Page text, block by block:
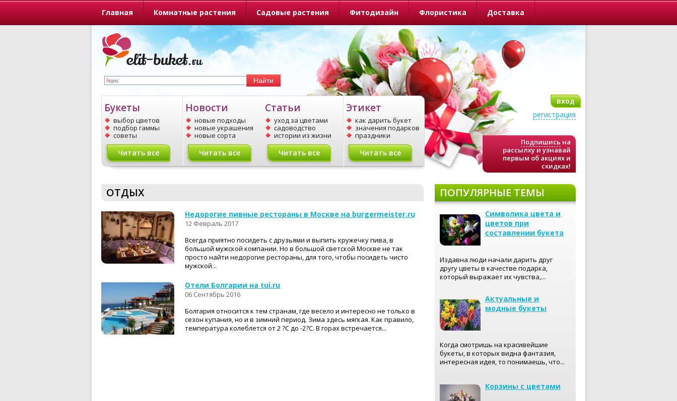
Главная Комнатные растения Садовые растения Фитодизайн Флористика Доставка
О портале
Букеты
выбор цветов
подбор гаммы
советы
Читать все
Новости
новые подходы
новые украшения
новые сорта
Читать все
Статьи
уход за цветами
садоводство
истории из жизни
Читать все
Этикет
как дарить букет
значения подарков
праздники
Читать все
вход
регистрация
Подпишись на
рассылку и узнавай
первым об акциях и
скидках!
ОТДЫХ
Недорогие пивные рестораны в Москве на burgermeister.ru
12 Февраль 2017
Всегда приятно посидеть с друзьями и выпить кружечку пива, в
большой мужской компании. Но в большой светской Москве не так
просто найти недорогие рестораны, для того, чтобы посидеть чисто
мужской...
Отели Болгарии на tui.ru
06 Сентябрь 2016
Болгария относится к тем странам, где весело и интересно не только в
сезон купания, но и в зимний период. Зима здесь мягкая. Как правило,
температура колеблется от 2 ?C до -2?C. В горах встречается...
ПОПУЛЯРНЫЕ ТЕМЫ
Символика цвета и
цветов при
составлении букета
Издавна люди начали дарить друг
другу цветы в качестве подарка,
который выражает их чувства,...
Актуальные и
модные букеты
Когда смотришь на красивейшие
букеты, в которых видна фантазия,
интересная идея, то понимаешь, что...
Корзины с цветами